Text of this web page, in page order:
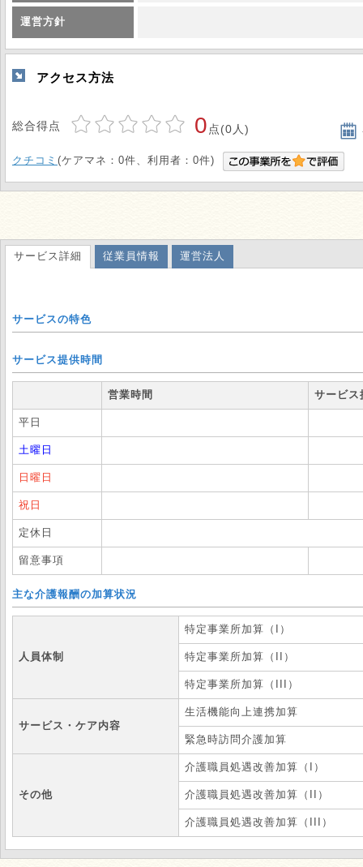
運営方針
アクセス方法
総合得点 0 点(0人)
クチコミ (ケアマネ：0件、利用者：0件)
サービス詳細 従業員情報 運営法人
サービスの特色
サービス提供時間
営業時間 サービス
平日
土曜日
日曜日
祝日
定休日
留意事項
主な介護報酬の加算状況
人員体制
特定事業所加算（I）
特定事業所加算（II）
特定事業所加算（III）
サービス・ケア内容
生活機能向上連携加算
緊急時訪問介護加算
その他
介護職員処遇改善加算（I）
介護職員処遇改善加算（II）
介護職員処遇改善加算（III）